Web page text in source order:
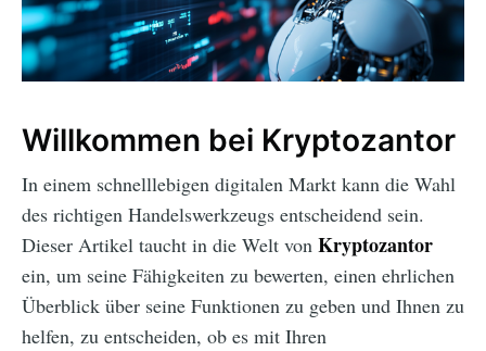
Willkommen bei Kryptozantor
In einem schnelllebigen digitalen Markt kann die Wahl
des richtigen Handelswerkzeugs entscheidend sein.
Dieser Artikel taucht in die Welt von Kryptozantor
ein, um seine Fähigkeiten zu bewerten, einen ehrlichen
Überblick über seine Funktionen zu geben und Ihnen zu
helfen, zu entscheiden, ob es mit Ihren